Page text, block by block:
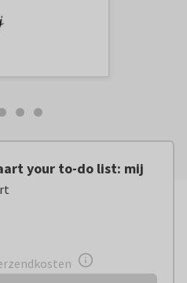
your to-do list: mij